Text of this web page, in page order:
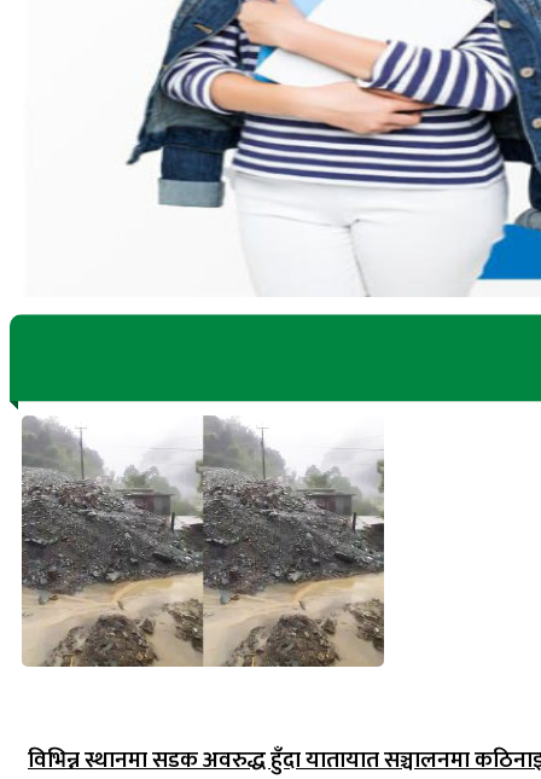
विभिन्न स्थानमा सडक अवरुद्ध हुँदा यातायात सञ्चालनमा